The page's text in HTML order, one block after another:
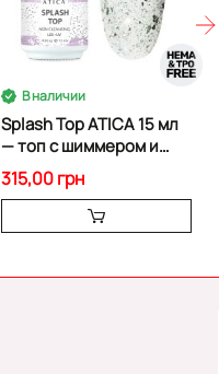
В наличии
Splash Top ATICA 15 мл
— топ с шиммером и
слюдой
315,00 грн